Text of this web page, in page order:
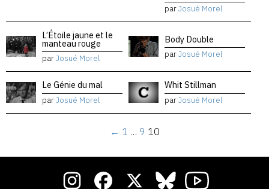
parJosué Morel
L’Étoile jaune et le
manteau rouge
parJosué Morel
Body Double
parJosué Morel
Le Génie du mal
parJosué Morel
Whit Stillman
parJosué Morel
← 1 … 9 10